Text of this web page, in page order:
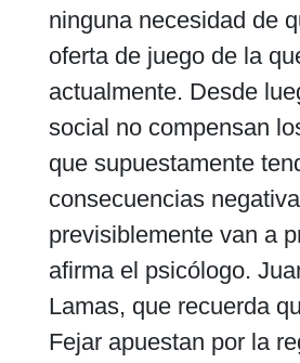
ninguna necesidad de
oferta de juego de la
actualmente. Desde
social no compensan
que supuestamente
consecuencias
previsiblemente van a
afirma el psicólogo.
Lamas, que recuerda
Fejar apuestan por la